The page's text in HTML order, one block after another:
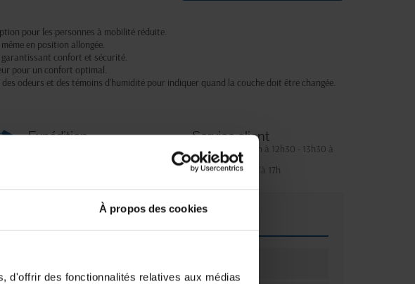
À propos des cookies
d'offrir des fonctionnalités relatives aux médias
pour les personnes à mobilité réduite.
en position allongée.
confort et sécurité.
pour un confort optimal.
odeurs et des témoins d'humidité pour indiquer quand la couche doit être changée.
Expédition Service client
Lundi au jeudi : 9h à 12h30 - 13h30 à
18h
Le vendredi jusqu'à 17h
Fiche technique